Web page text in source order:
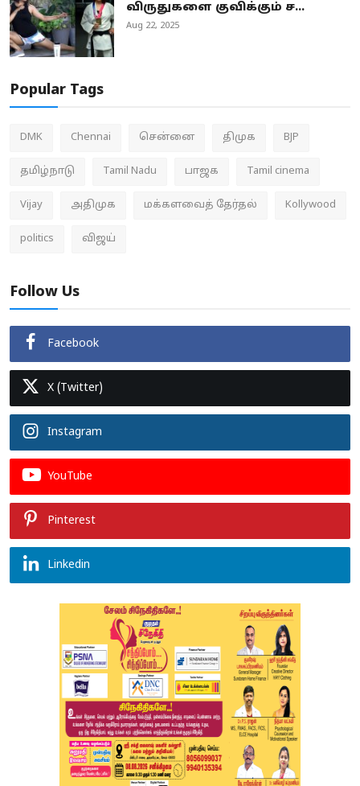
விருதுகளை குவிக்கும் ச...
Aug 22, 2025
Popular Tags
DMK Chennai சென்னை திமுக BJP
தமிழ்நாடு Tamil Nadu பாஜக Tamil cinema
Vijay அதிமுக மக்களவைத் தேர்தல் Kollywood
politics விஜய்
Follow Us
Facebook
X (Twitter)
Instagram
YouTube
Pinterest
Linkedin